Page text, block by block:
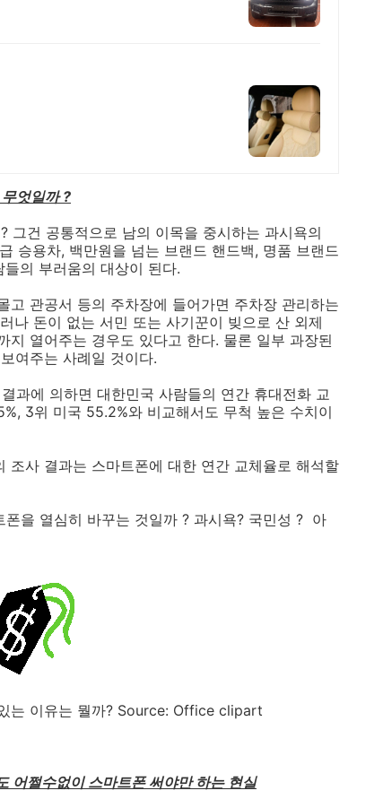
엇일까 ?
그건 공통적으로 남의 이목을 중시하는 과시욕의
승용차, 백만원을 넘는 브랜드 핸드백, 명품 브랜드
의 부러움의 대상이 된다.
고 관공서 등의 주차장에 들어가면 주차장 관리하는
나 돈이 없는 서민 또는 사기꾼이 빚으로 산 외제
지 열어주는 경우도 있다고 한다. 물론 일부 과장된
여주는 사례일 것이다.
과에 의하면 대한민국 사람들의 연간 휴대전화 교
3위 미국 55.2%와 비교해서도 무척 높은 수치이
조사 결과는 스마트폰에 대한 연간 교체율로 해석할
을 열심히 바꾸는 것일까 ? 과시욕? 국민성 ? 아
는 이유는 뭘까? Source: Office clipart
어쩔수없이 스마트폰 써야만 하는 현실